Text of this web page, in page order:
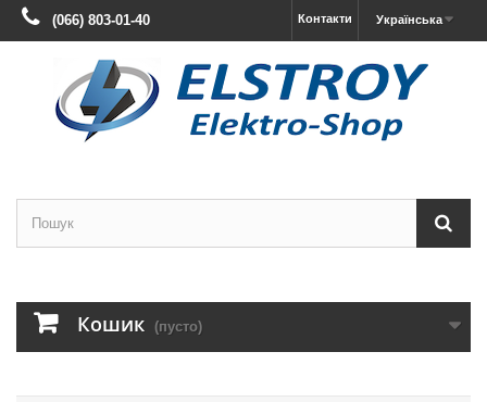
Українська
Контакти
(066) 803-01-40
Кошик (пусто)